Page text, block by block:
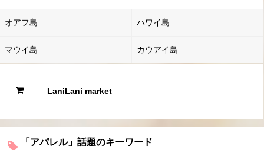
オアフ島 ハワイ島
マウイ島 カウアイ島
LaniLani market
「アパレル」話題のキーワード